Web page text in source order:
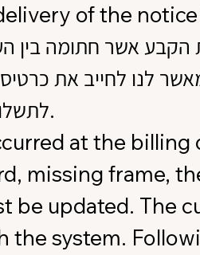
of the
הקבע אשר חתומה
לנו לחייב את כרטיס
לתשלום במהלך תקופת השירותים.
at the
missing frame,
be updated. The
system.